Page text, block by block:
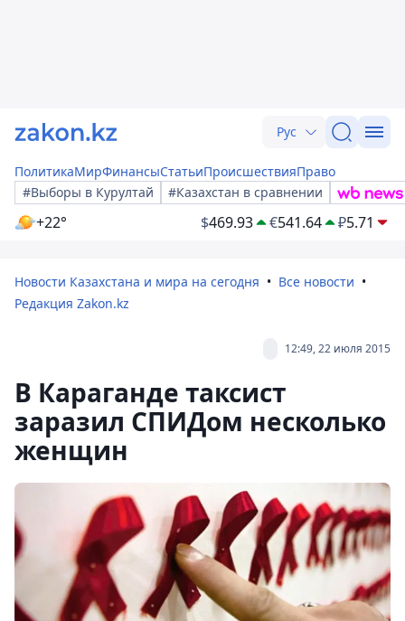
Рус
ПолитикаМирФинансыСтатьиПроисшествияПраво
#Выборы в Курултай
#Казахстан в сравнении
+22° $469.93 €541.64 ₽5.71
Новости Казахстана и мира на сегодня
Все новости
Редакция Zakon.kz
12:49, 22 июля 2015
В Караганде таксист
заразил СПИДом несколько
женщин